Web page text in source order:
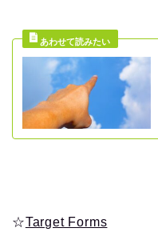
☆Target Forms